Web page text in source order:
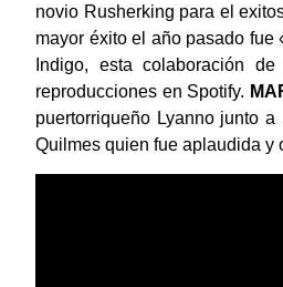
novio Rusherking para el
mayor éxito el año pasado
Indigo, esta colaboración
reproducciones en Spotify.
puertorriqueño Lyanno junto
Quilmes quien fue aplaudida y